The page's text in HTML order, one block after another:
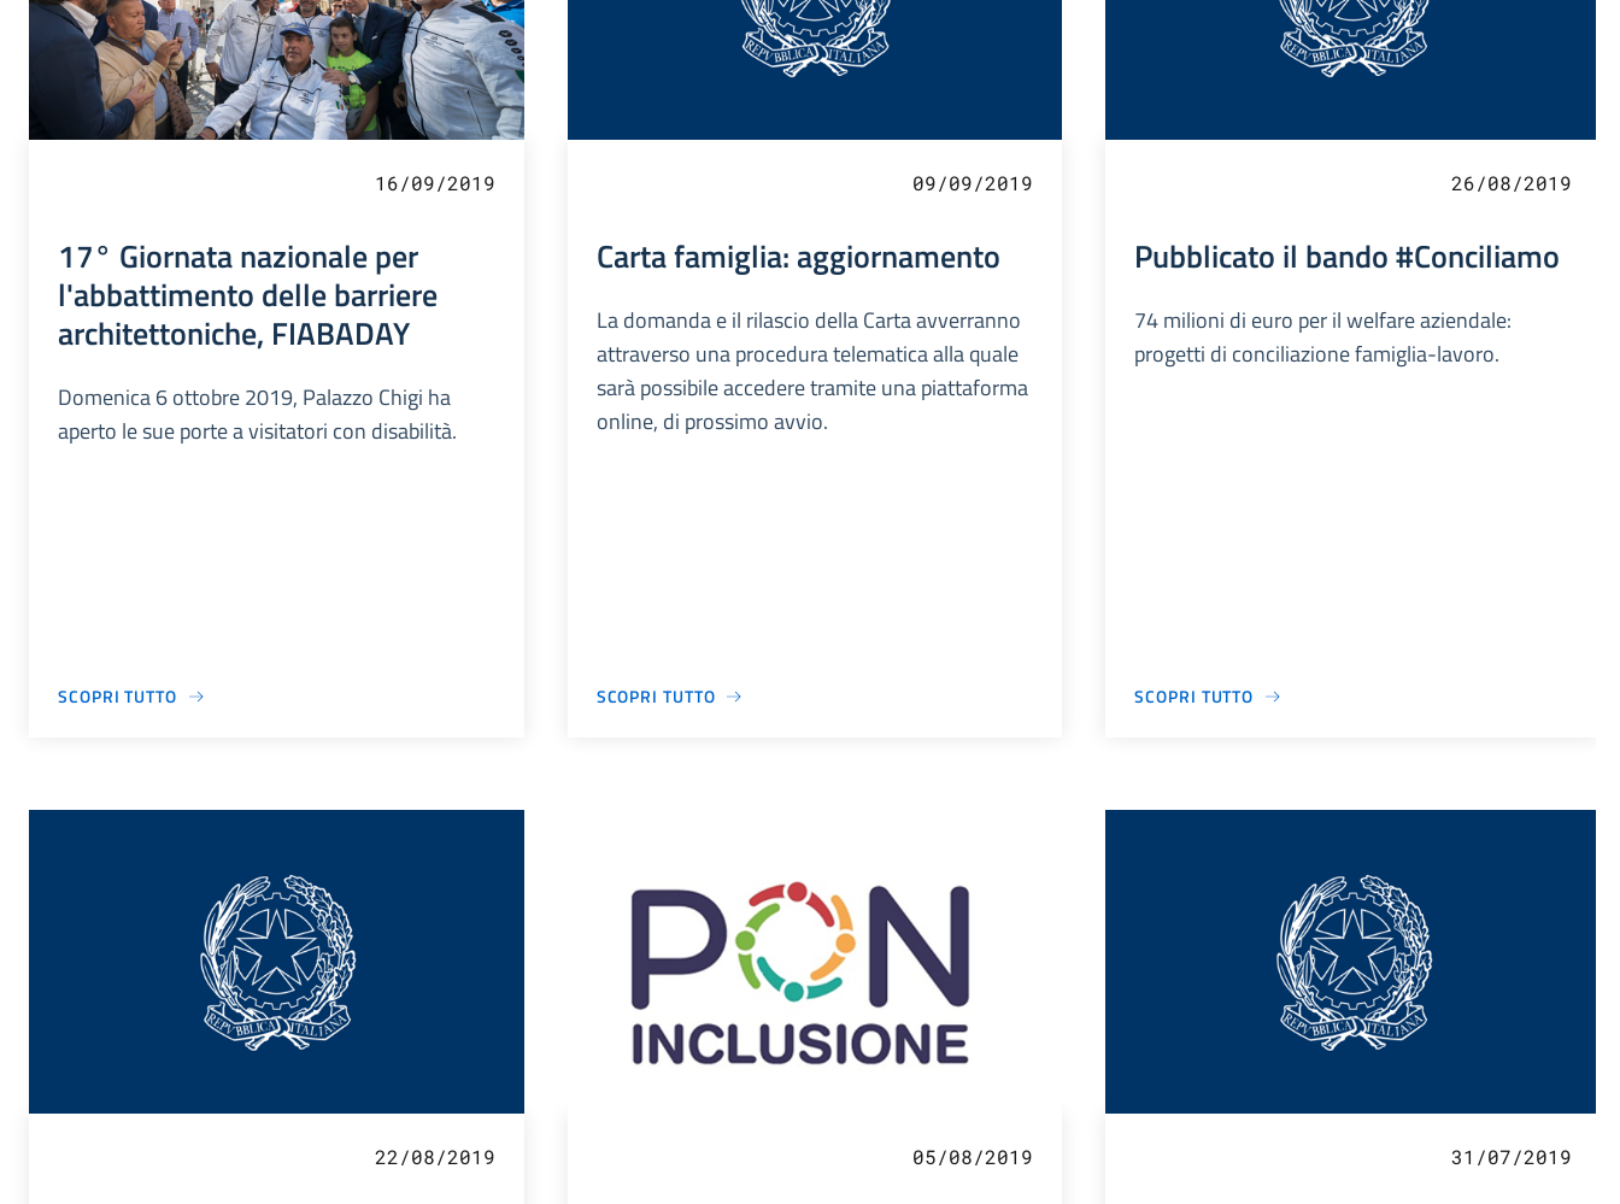
16/09/2019
17° Giornata nazionale per
l'abbattimento delle barriere
architettoniche, FIABADAY
Domenica 6 ottobre 2019, Palazzo Chigi ha
aperto le sue porte a visitatori con disabilità.
SCOPRI TUTTO
09/09/2019
Carta famiglia: aggiornamento
La domanda e il rilascio della Carta avverranno
attraverso una procedura telematica alla quale
sarà possibile accedere tramite una piattaforma
online, di prossimo avvio.
SCOPRI TUTTO
26/08/2019
Pubblicato il bando #Conciliamo
74 milioni di euro per il welfare aziendale:
progetti di conciliazione famiglia-lavoro.
SCOPRI TUTTO
22/08/2019 05/08/2019 31/07/2019